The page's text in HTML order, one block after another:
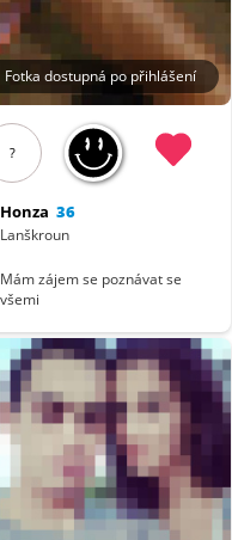
Fotka dostupná po přihlášení
?
Honza 36
Lanškroun
Mám zájem se poznávat se
všemi